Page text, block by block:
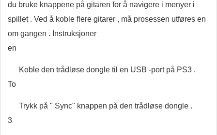
du bruke knappene på gitaren for å navigere i menyer i
spillet . Ved å koble flere gitarer , må prosessen utføres en
om gangen . Instruksjoner
en
Koble den trådløse dongle til en USB -port på PS3 .
To
Trykk på " Sync" knappen på den trådløse dongle .
3